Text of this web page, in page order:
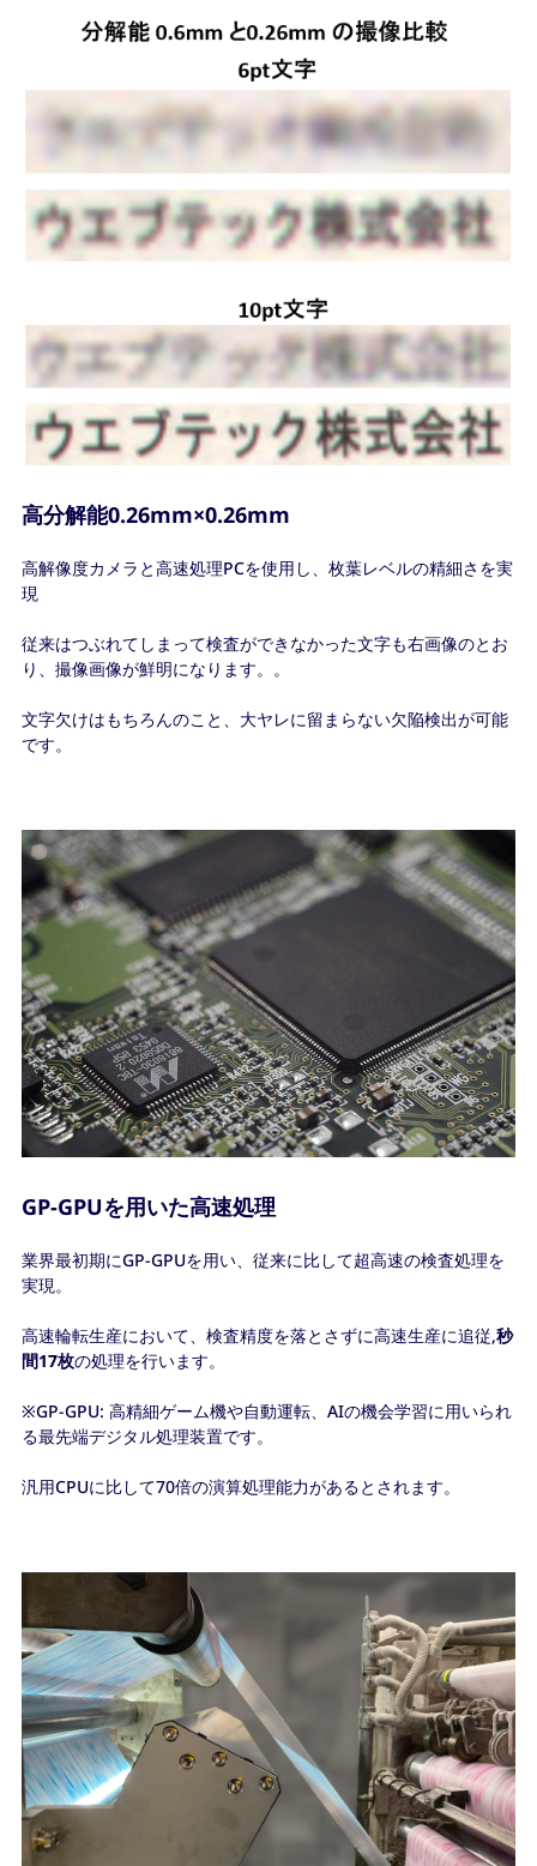
高分解能0.26mm×0.26mm
高解像度カメラと高速処理PCを使用し、枚葉レベルの精細さを実
現
従来はつぶれてしまって検査ができなかった文字も右画像のとお
り、撮像画像が鮮明になります。。
文字欠けはもちろんのこと、大ヤレに留まらない欠陥検出が可能
です。
GP-GPUを用いた高速処理
業界最初期にGP-GPUを用い、従来に比して超高速の検査処理を
実現。
高速輪転生産において、検査精度を落とさずに高速生産に追従,秒
間17枚の処理を行います。
※GP-GPU: 高精細ゲーム機や自動運転、AIの機会学習に用いられ
る最先端デジタル処理装置です。
汎用CPUに比して70倍の演算処理能力があるとされます。